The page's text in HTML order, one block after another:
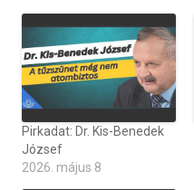
Pirkadat: Dr. Kis-Benedek
József
2026. május 8